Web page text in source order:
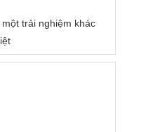
trải nghiệm khác